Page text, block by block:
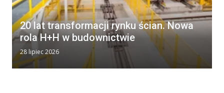
20 lat transformacji rynku ścian. Nowa
rola H+H w budownictwie
28 lipiec 2026